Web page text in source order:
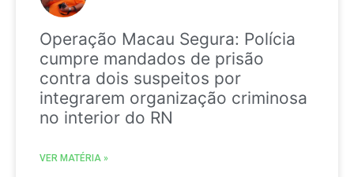
Operação Macau Segura: Polícia
cumpre mandados de prisão
contra dois suspeitos por
integrarem organização criminosa
no interior do RN
VER MATÉRIA »